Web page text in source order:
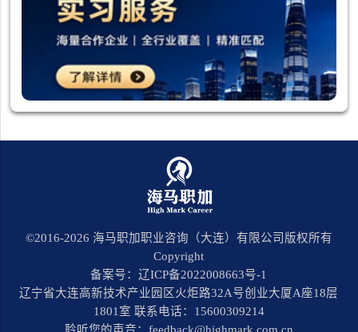
©2016-2026 海马职加职业咨询（大连）有限公司版权所有
Copyright
备案号：辽ICP备2022008663号-1
辽宁省大连高新技术产业园区火炬路32A号创业大厦A座18层
1801室 联系电话：15600309214